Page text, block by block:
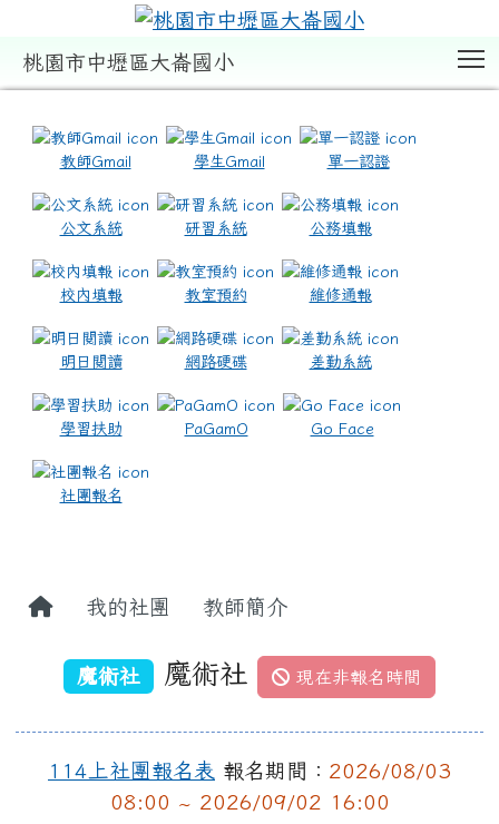
桃園市中壢區大崙國小
教師Gmail 學生Gmail 單一認證
公文系統 研習系統 公務填報
校內填報 教室預約 維修通報
明日閱讀 網路硬碟 差勤系統
學習扶助 PaGamO Go Face
社團報名
我的社團 教師簡介
魔術社 魔術社 現在非報名時間
114上社團報名表 報名期間： 2026/08/03
08:00 ~ 2026/09/02 16:00